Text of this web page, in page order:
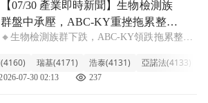
時新聞】生物檢測族群盤中承壓，ABC-
【07/30 產業即時新聞】生物檢測族
群盤中承壓，ABC-KY重挫拖累整體
表現
🔸生物檢測族群下跌，ABC-KY領跌拖累整體
軟，類股跌幅達2.85%，主要受到個股ABC-
KY（-6.79%）重挫的影響。盤面上，亞諾法
瑞基(4171) 浩泰(4131) 亞諾法(4133)
07-30 02:13 237